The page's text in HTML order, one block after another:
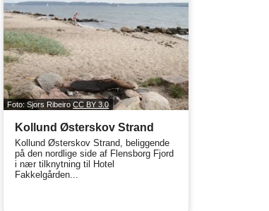
Foto: Sjors RibeiroCC BY 3.0
Kollund Østerskov Strand
Kollund Østerskov Strand, beliggende
på den nordlige side af Flensborg Fjord
i nær tilknytning til Hotel
Fakkelgården...